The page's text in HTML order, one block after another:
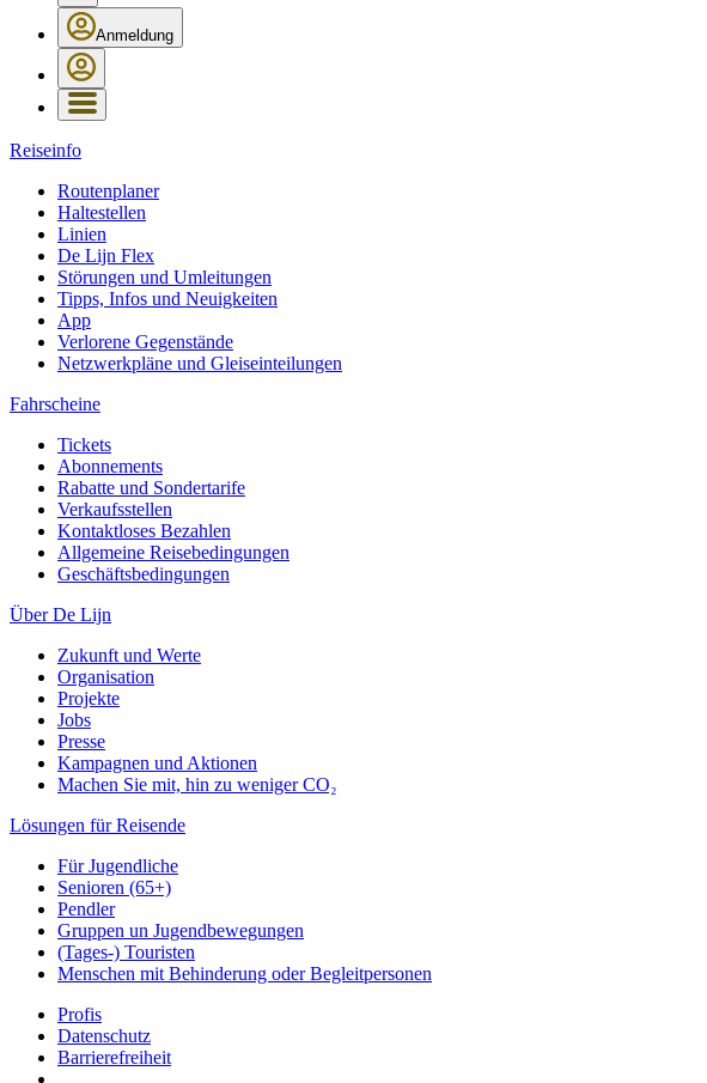
Anmeldung
Reiseinfo
Routenplaner
Haltestellen
Linien
De Lijn Flex
Störungen und Umleitungen
Tipps, Infos und Neuigkeiten
App
Verlorene Gegenstände
Netzwerkpläne und Gleiseinteilungen
Fahrscheine
Tickets
Abonnements
Rabatte und Sondertarife
Verkaufsstellen
Kontaktloses Bezahlen
Allgemeine Reisebedingungen
Geschäftsbedingungen
Über De Lijn
Zukunft und Werte
Organisation
Projekte
Jobs
Presse
Kampagnen und Aktionen
Machen Sie mit, hin zu weniger CO₂
Lösungen für Reisende
Für Jugendliche
Senioren (65+)
Pendler
Gruppen un Jugendbewegungen
(Tages-) Touristen
Menschen mit Behinderung oder Begleitpersonen
Profis
Datenschutz
Barrierefreiheit